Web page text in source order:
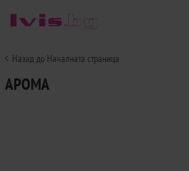
Назад до Началната страница
АРОМА